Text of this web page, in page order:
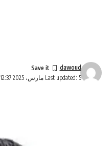
Last updated: 5 مارس، 2025 12:37 م
dawoud